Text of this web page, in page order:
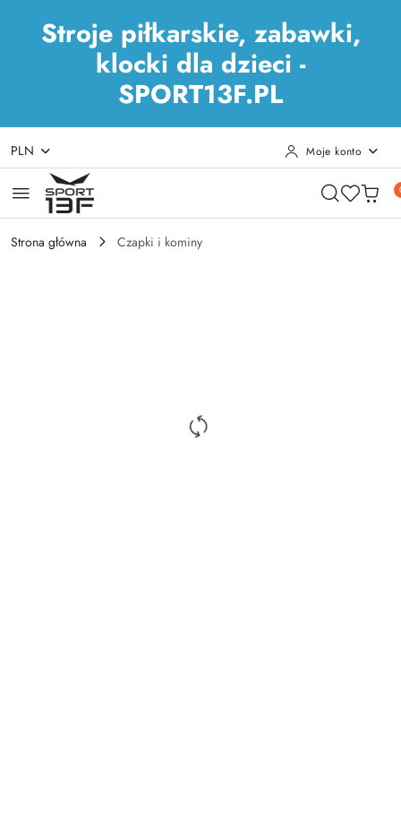
Stroje piłkarskie, zabawki,
klocki dla dzieci -
SPORT13F.PL
Przejdź do treści głównej
Przejdź do wyszukiwarki
Przejdź do moje konto
Przejdź do menu głównego
Przejdź do opisu produktu
Przejdź do stopki
PLN Moje konto
Strona główna Czapki i kominy